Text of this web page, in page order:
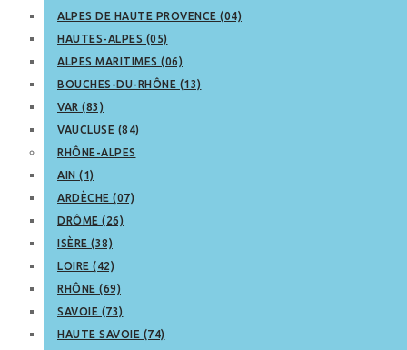
ALPES DE HAUTE PROVENCE (04)
HAUTES-ALPES (05)
ALPES MARITIMES (06)
BOUCHES-DU-RHÔNE (13)
VAR (83)
VAUCLUSE (84)
RHÔNE-ALPES
AIN (1)
ARDÈCHE (07)
DRÔME (26)
ISÈRE (38)
LOIRE (42)
RHÔNE (69)
SAVOIE (73)
HAUTE SAVOIE (74)